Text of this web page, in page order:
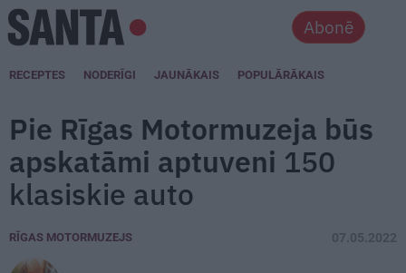
Abonē
RECEPTES NODERĪGI JAUNĀKAIS POPULĀRĀKAIS
Pie Rīgas Motormuzeja būs
apskatāmi aptuveni 150
klasiskie auto
RĪGAS MOTORMUZEJS 07.05.2022